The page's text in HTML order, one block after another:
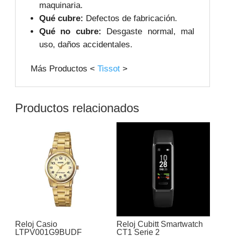
maquinaria.
Qué cubre: Defectos de fabricación.
Qué no cubre: Desgaste normal, mal
uso, daños accidentales.
Más Productos < Tissot >
Productos relacionados
Reloj Casio
LTPV001G9BUDF
Reloj Cubitt Smartwatch
CT1 Serie 2